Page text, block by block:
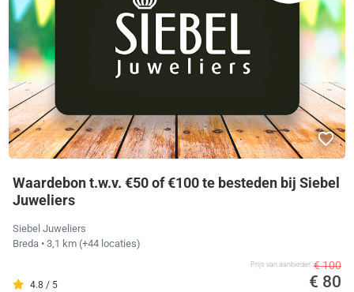
Waardebon t.w.v. €50 of €100 te besteden bij Siebel
Juweliers
Siebel Juweliers
Breda • 3,1 km (+44 locaties)
4.8 / 5
Prijs van aanbieder € 100
€ 80